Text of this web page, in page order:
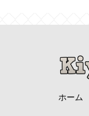
ホーム